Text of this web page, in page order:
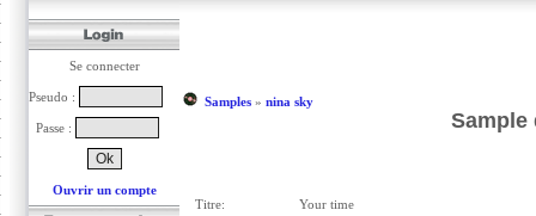
Se connecter
Pseudo :
Passe :
Ouvrir un compte
Samples» nina sky
Sample
Titre: Your time